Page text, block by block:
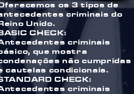
os 3 tipos de
criminais do
Unido.
CHECK:
criminais
que mostra
não cumpridas
cautelas condicionais.
CHECK:
criminais